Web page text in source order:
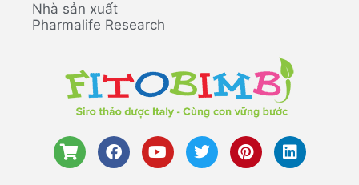
Nhà sản xuất
Pharmalife Research